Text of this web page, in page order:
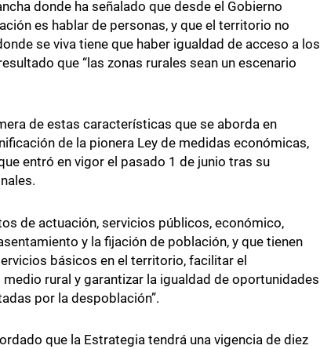
donde ha señalado que desde el Gobierno
es hablar de personas, y que el territorio no
se viva tiene que haber igualdad de acceso a los
que “las zonas rurales sean un escenario
de estas características que se aborda en
de la pionera Ley de medidas económicas,
entró en vigor el pasado 1 de junio tras su
de actuación, servicios públicos, económico,
y la fijación de población, y que tienen
básicos en el territorio, facilitar el
rural y garantizar la igualdad de oportunidades
por la despoblación”.
que la Estrategia tendrá una vigencia de diez